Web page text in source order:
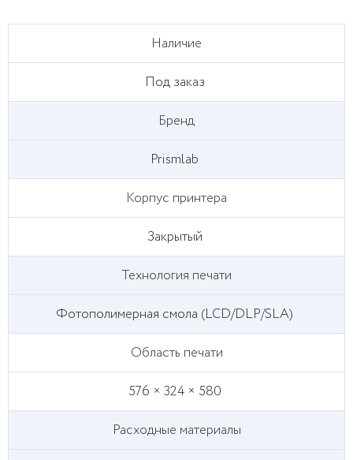
Наличие
Под заказ
Бренд
Prismlab
Корпус принтера
Закрытый
Технология печати
Фотополимерная смола (LCD/DLP/SLA)
Область печати
576 × 324 × 580
Расходные материалы